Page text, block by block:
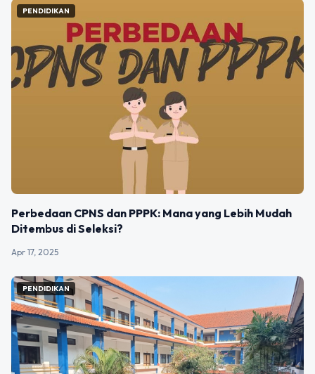
PENDIDIKAN
Perbedaan CPNS dan PPPK: Mana yang Lebih Mudah
Ditembus di Seleksi?
Apr 17, 2025
PENDIDIKAN